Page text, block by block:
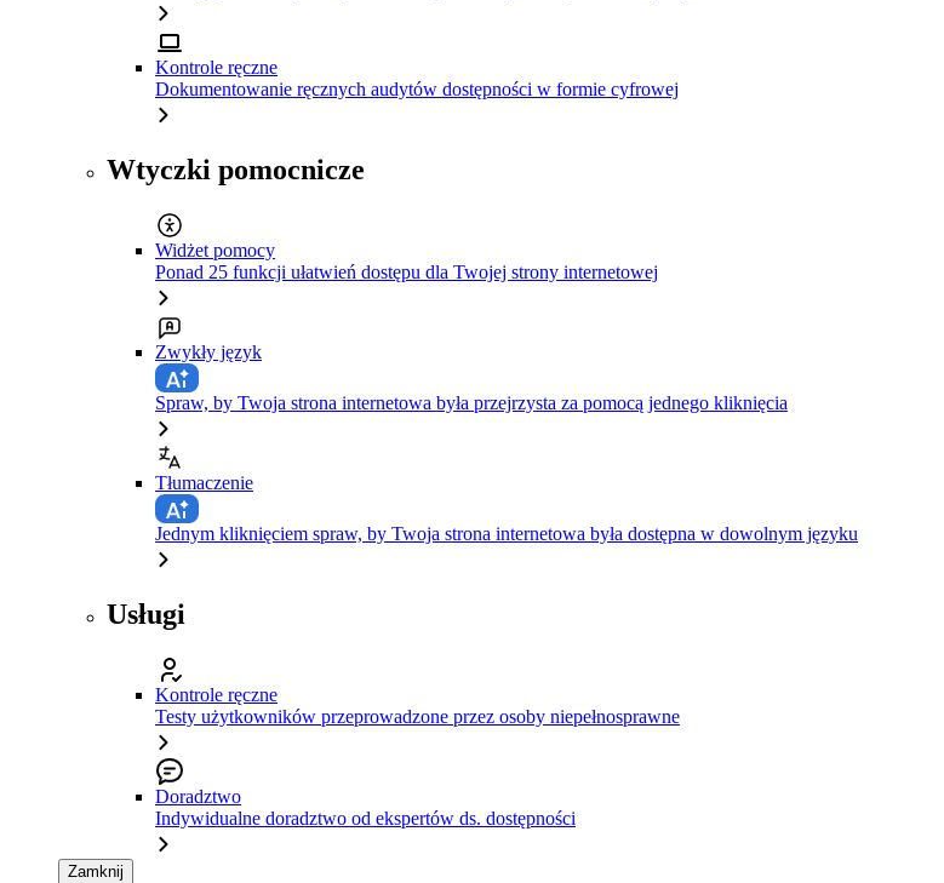
Kontrole ręczne
Dokumentowanie ręcznych audytów dostępności w formie cyfrowej
Wtyczki pomocnicze
Widżet pomocy
Ponad 25 funkcji ułatwień dostępu dla Twojej strony internetowej
Zwykły język
Spraw, by Twoja strona internetowa była przejrzysta za pomocą jednego kliknięcia
Tłumaczenie
Jednym kliknięciem spraw, by Twoja strona internetowa była dostępna w dowolnym języku
Usługi
Kontrole ręczne
Testy użytkowników przeprowadzone przez osoby niepełnosprawne
Doradztwo
Indywidualne doradztwo od ekspertów ds. dostępności
Zamknij